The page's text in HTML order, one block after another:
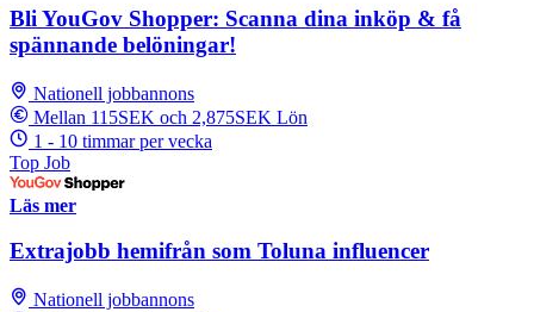
Bli YouGov Shopper: Scanna dina inköp & få
spännande belöningar!
Nationell jobbannons
Mellan 115SEK och 2,875SEK Lön
1 - 10 timmar per vecka
Top Job
Läs mer
Extrajobb hemifrån som Toluna influencer
Nationell jobbannons